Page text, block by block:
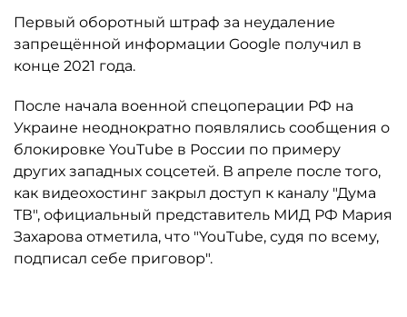
Первый оборотный штраф за неудаление
запрещённой информации Google получил в
конце 2021 года.
После начала военной спецоперации РФ на
Украине неоднократно появлялись сообщения о
блокировке YouTube в России по примеру
других западных соцсетей. В апреле после того,
как видеохостинг закрыл доступ к каналу "Дума
ТВ", официальный представитель МИД РФ Мария
Захарова отметила, что "YouTube, судя по всему,
подписал себе приговор".